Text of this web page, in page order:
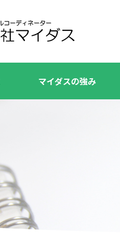
マイダスの強み